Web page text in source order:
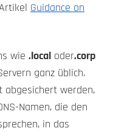
Guidance on
wie .local oder.corp
ganz üblich.
abgesichert werden,
Namen, die den
in das